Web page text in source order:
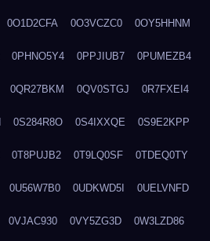
0O1D2CFA 0O3VCZC0 0OY5HHNM
0PHNO5Y4 0PPJIUB7 0PUMEZB4
0QR27BKM 0QV0STGJ 0R7FXEI4
0S284R8O 0S4IXXQE 0S9E2KPP
0T8PUJB2 0T9LQ0SF 0TDEQ0TY
0U56W7B0 0UDKWD5I 0UELVNFD
0VJAC930 0VY5ZG3D 0W3LZD86